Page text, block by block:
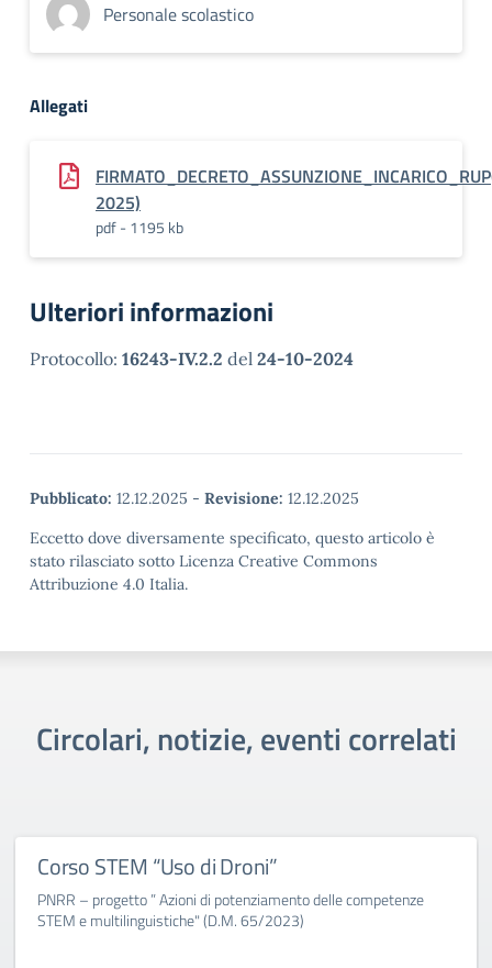
Personale scolastico
Allegati
2025)
pdf - 1195 kb
Ulteriori informazioni
Protocollo: 16243-IV.2.2 del 24-10-2024
Pubblicato: 12.12.2025 - Revisione: 12.12.2025
Eccetto dove diversamente specificato, questo articolo è
stato rilasciato sotto Licenza Creative Commons
Attribuzione 4.0 Italia.
Circolari, notizie, eventi correlati
Corso STEM “Uso di Droni”
PNRR – progetto ” Azioni di potenziamento delle competenze
STEM e multilinguistiche" (D.M. 65/2023)